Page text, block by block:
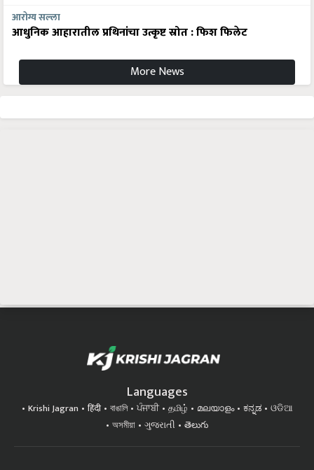
आरोग्य सल्ला
आधुनिक आहारातील प्रथिनांचा उत्कृष्ट स्रोत : फिश फिलेट
More News
Languages
Krishi Jagran हिंदी বাঙালি ਪੰਜਾਬੀ தமிழ் മലയാളം ಕನ್ನಡ
ଓଡିଆ
অসমীয়া
ગુજરાતી తెలుగు